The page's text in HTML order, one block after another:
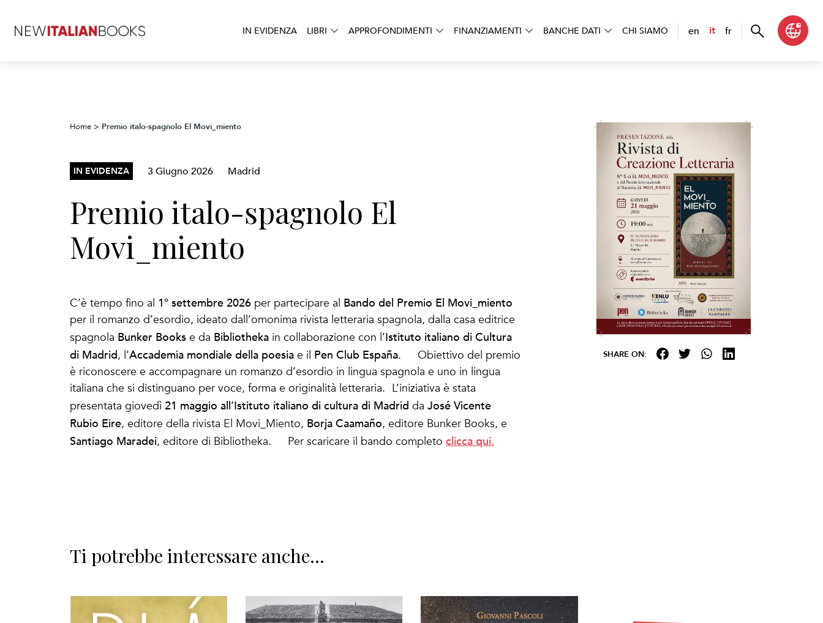
IN EVIDENZA LIBRI APPROFONDIMENTI FINANZIAMENTI BANCHE DATI CHI SIAMO en it fr
Home > Premio italo-spagnolo El Movi_miento
IN EVIDENZA 3 Giugno 2026 Madrid
Premio italo-spagnolo El
Movi_miento
C’è tempo fino al 1° settembre 2026 per partecipare al Bando del Premio El Movi_miento
per il romanzo d’esordio, ideato dall’omonima rivista letteraria spagnola, dalla casa editrice
spagnola Bunker Books e da Bibliotheka in collaborazione con l’Istituto italiano di Cultura
di Madrid, l’Accademia mondiale della poesia e il Pen Club España. Obiettivo del premio
è riconoscere e accompagnare un romanzo d’esordio in lingua spagnola e uno in lingua
italiana che si distinguano per voce, forma e originalità letteraria. L’iniziativa è stata
presentata giovedì 21 maggio all’Istituto italiano di cultura di Madrid da José Vicente
Rubio Eire, editore della rivista El Movi_Miento, Borja Caamaño, editore Bunker Books, e
Santiago Maradei, editore di Bibliotheka. Per scaricare il bando completo clicca qui.
SHARE ON:
Ti potrebbe interessare anche...